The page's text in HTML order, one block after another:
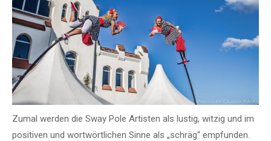
Zumal werden die Sway Pole Artisten als lustig, witzig und im
positiven und wortwörtlichen Sinne als „schräg“ empfunden.